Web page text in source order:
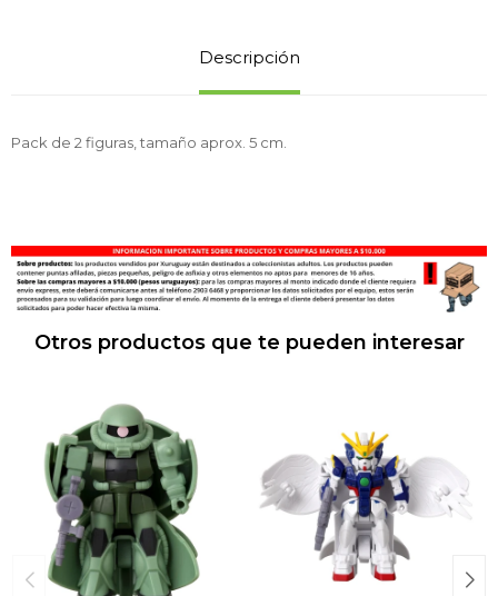
Descripción
Pack de 2 figuras, tamaño aprox. 5 cm.
Otros productos que te pueden interesar